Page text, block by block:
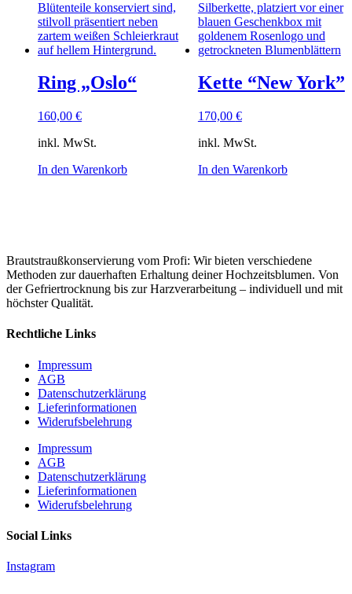
Ring „Oslo“
160,00 €
inkl. MwSt.
In den Warenkorb
Kette “New York”
170,00 €
inkl. MwSt.
In den Warenkorb
Brautstraußkonservierung vom Profi: Wir bieten verschiedene
Methoden zur dauerhaften Erhaltung deiner Hochzeitsblumen. Von
der Gefriertrocknung bis zur Harzverarbeitung – individuell und mit
höchster Qualität.
Rechtliche Links
Impressum
AGB
Datenschutzerklärung
Lieferinformationen
Widerufsbelehrung
Impressum
AGB
Datenschutzerklärung
Lieferinformationen
Widerufsbelehrung
Social Links
Instagram